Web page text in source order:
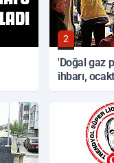
2
'Doğal gaz
ihbarı,